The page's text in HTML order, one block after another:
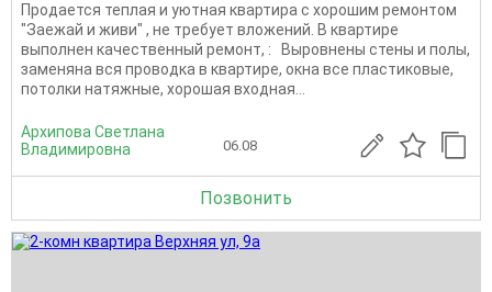
Продается теплая и уютная квартира с хорошим ремонтом
"Заежай и живи" , не требует вложений. В квaртирe
выполнен качественный ремонт, : Выровнены стены и полы,
заменяна вся проводка в квартире, окна все пластиковые,
потолки натяжные, хорошая входная...
Архипова Светлана
Владимировна
06.08
Позвонить